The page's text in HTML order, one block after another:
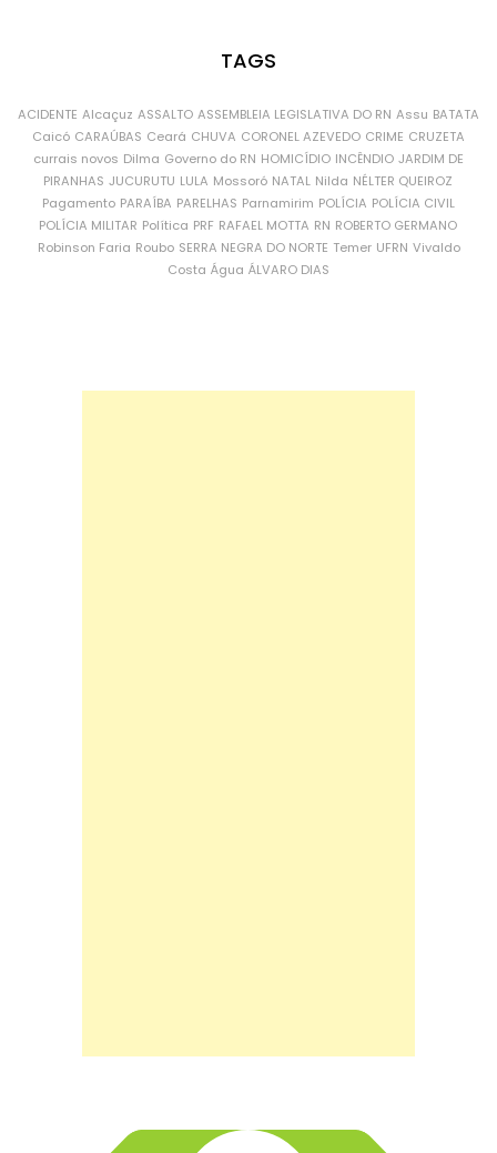
TAGS
ACIDENTE Alcaçuz ASSALTO ASSEMBLEIA LEGISLATIVA DO RN Assu BATATA
Caicó CARAÚBAS Ceará CHUVA CORONEL AZEVEDO CRIME CRUZETA
currais novos Dilma Governo do RN HOMICÍDIO INCÊNDIO JARDIM DE
PIRANHAS JUCURUTU LULA Mossoró NATAL Nilda NÉLTER QUEIROZ
Pagamento PARAÍBA PARELHAS Parnamirim POLÍCIA POLÍCIA CIVIL
POLÍCIA MILITAR Política PRF RAFAEL MOTTA RN ROBERTO GERMANO
Robinson Faria Roubo SERRA NEGRA DO NORTE Temer UFRN Vivaldo
Costa Água ÁLVARO DIAS